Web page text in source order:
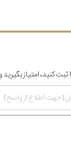
کنید، امتیاز